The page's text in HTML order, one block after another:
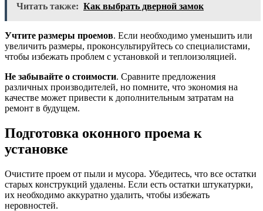
Читать также: Как выбрать дверной замок
Учтите размеры проемов. Если необходимо уменьшить или
увеличить размеры, проконсультируйтесь со специалистами,
чтобы избежать проблем с установкой и теплоизоляцией.
Не забывайте о стоимости. Сравните предложения
различных производителей, но помните, что экономия на
качестве может привести к дополнительным затратам на
ремонт в будущем.
Подготовка оконного проема к
установке
Очистите проем от пыли и мусора. Убедитесь, что все остатки
старых конструкций удалены. Если есть остатки штукатурки,
их необходимо аккуратно удалить, чтобы избежать
неровностей.